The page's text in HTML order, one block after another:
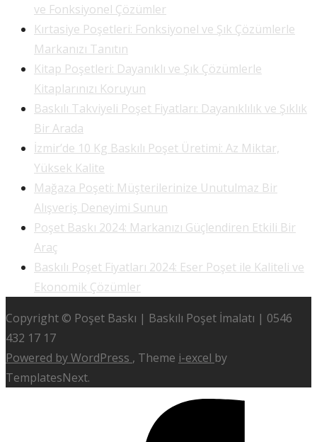
ve Fonksiyonel Çözümler
Kırtasiye Poşetleri: Fonksiyonel ve Şık Çözümlerle
Markanızı Tanıtın
Kitap Poşetleri: Dayanıklı ve Şık Çözümlerle
Kitaplarınızı Koruyun
Baskılı Takviyeli Poşet Fiyatları: Dayanıklılık ve Şıklık
Bir Arada
İzmir’de 10 Kg Baskılı Poşet Üretimi: Az Miktar,
Yüksek Kalite
Mağaza Poşeti: Müşterilerinize Unutulmaz Bir
Alışveriş Deneyimi Sunun
Poşet Baskı 2024: Markanızı Güçlendiren Etkili Bir
Araç
Baskılı Poşet Fiyatları 2024: Eser Poşet ile Kaliteli ve
Ekonomik Çözümler
Copyright © Poşet Baskı | Baskılı Poşet İmalatı | 0546
432 17 17
Powered by WordPress , Theme i-excel by
TemplatesNext.